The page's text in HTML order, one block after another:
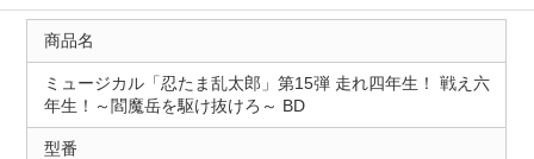
商品名
ミュージカル「忍たま乱太郎」第15弾 走れ四年生！ 戦え六
年生！～閻魔岳を駆け抜けろ～ BD
型番